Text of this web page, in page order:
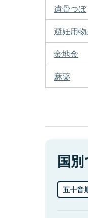
遺骨つぼ
避妊用
金地金
麻薬
国
五十音